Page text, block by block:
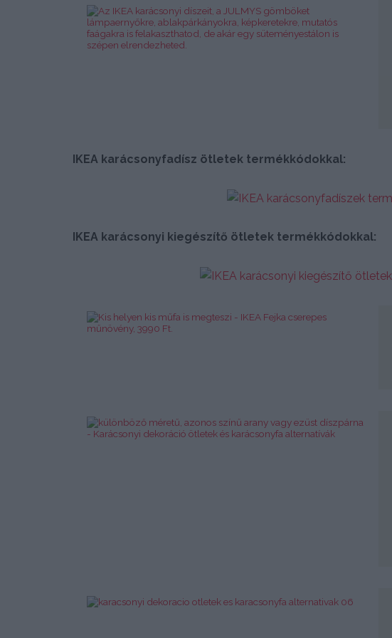
IKEA karácsonyfadísz ötletek termékkódokkal:
IKEA karácsonyi kiegészítő ötletek termékkódokkal: